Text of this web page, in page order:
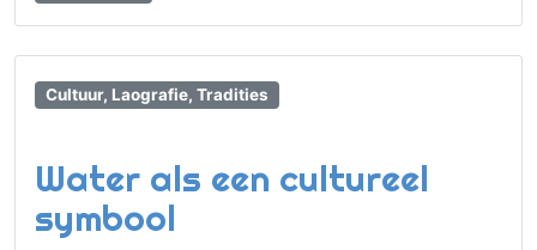
Cultuur, Laografie, Tradities
Water als een cultureel
symbool